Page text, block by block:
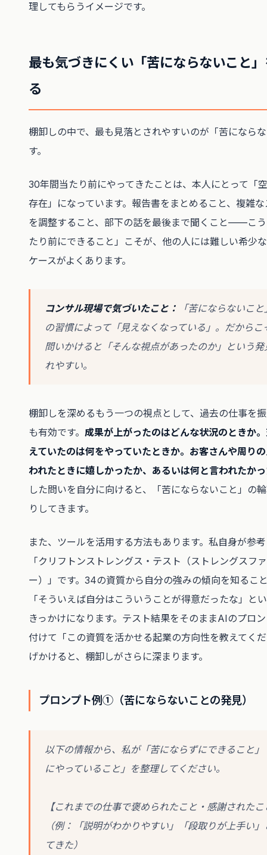
理してもらうイメージです。
最も気づきにくい「苦にならないこと
る
棚卸しの中で、最も見落とされやすいのが「苦になら
す。
30年間当たり前にやってきたことは、本人にとって「
存在」になっています。報告書をまとめること、複雑
を調整すること、部下の話を最後まで聞くこと——こ
たり前にできること」こそが、他の人には難しい希少
ケースがよくあります。
コンサル現場で気づいたこと：
「苦にならないこ
の習慣によって「見えなくなっている」。だからこ
問いかけると「そんな視点があったのか」という発
れやすい。
棚卸しを深めるもう一つの視点として、過去の仕事を
も有効です。 成果が上がったのはどんな状況のときか
えていたのは何をやっていたときか。お客さんや周り
われたときに嬉しかったか、あるいは何と言われたか
した問いを自分に向けると、「苦にならないこと」の
りしてきます。
また、ツールを活用する方法もあります。私自身が参
「クリフトンストレングス・テスト（ストレングスフ
ー）」です。34の資質から自分の強みの傾向を知るこ
「そういえば自分はこういうことが得意だったな」と
きっかけになります。テスト結果をそのままAIのプロ
付けて「この資質を活かせる起業の方向性を教えてく
げかけると、棚卸しがさらに深まります。
プロンプト例①（苦にならないことの発見）
以下の情報から、私が「苦にならずにできること」
にやっていること」を整理してください。
【これまでの仕事で褒められたこと・感謝されたこ
（例：「説明がわかりやすい」「段取りが上手い
てきた）